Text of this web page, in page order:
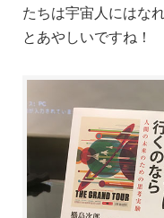
たちは宇宙人にはな
とあやしいですね！